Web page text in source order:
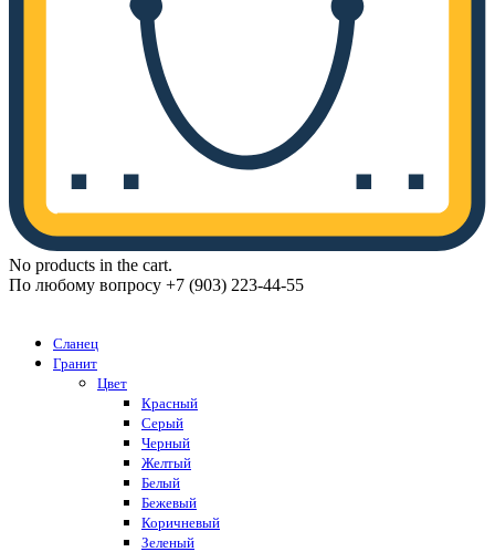
No products in the cart.
По любому вопросу +7 (903) 223-44-55
Сланец
Гранит
Цвет
Красный
Серый
Черный
Желтый
Белый
Бежевый
Коричневый
Зеленый